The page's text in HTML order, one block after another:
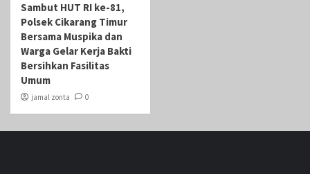
Sambut HUT RI ke-81,
Polsek Cikarang Timur
Bersama Muspika dan
Warga Gelar Kerja Bakti
Bersihkan Fasilitas
Umum
jamal zonta 0